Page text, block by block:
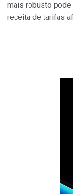
mais robusto pode
receita de tarifas